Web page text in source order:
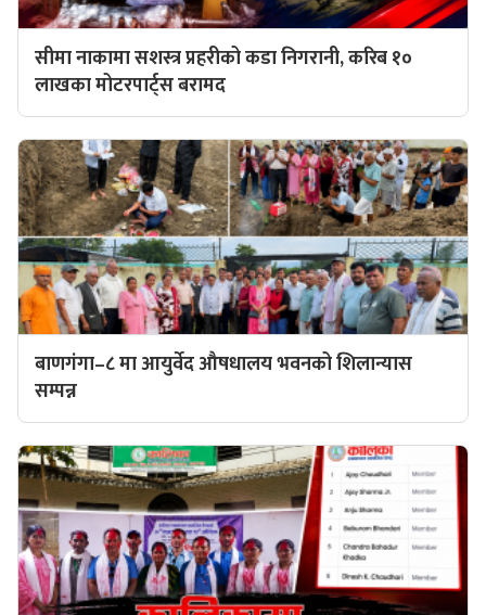
सीमा नाकामा सशस्त्र प्रहरीको कडा निगरानी, करिब १०
लाखका मोटरपार्ट्स बरामद
बाणगंगा–८ मा आयुर्वेद औषधालय भवनको शिलान्यास
सम्पन्न